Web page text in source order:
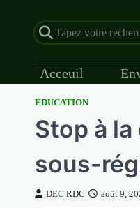
Acceuil
EDUCATION
Stop à
sous-
DEC RDC août 9,